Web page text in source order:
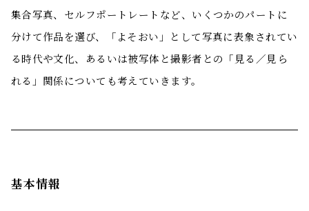
集合写真、セルフポートレートなど、いくつかのパートに
分けて作品を選び、「よそおい」として写真に表象されてい
る時代や文化、あるいは被写体と撮影者との「見る／見ら
れる」関係についても考えていきます。
基本情報